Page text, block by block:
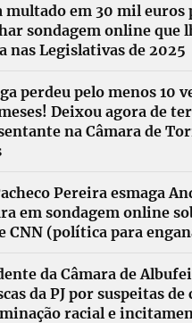
multado em 30 mil euros
sondagem online que
nas Legislativas de 2025
perdeu pelo menos 10
Deixou agora de ter
na Câmara de
Pereira esmaga
em sondagem online
CNN (política para
da Câmara de
da PJ por suspeitas
racial e